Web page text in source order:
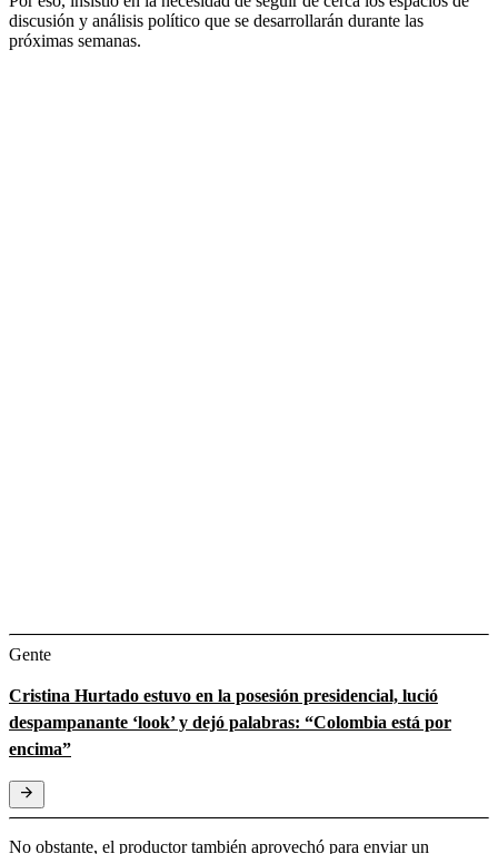
discusión y análisis político que se desarrollarán durante las
próximas semanas.
Gente
Cristina Hurtado estuvo en la posesión presidencial, lució
despampanante ‘look’ y dejó palabras: “Colombia está por
encima”
No obstante, el productor también aprovechó para enviar un